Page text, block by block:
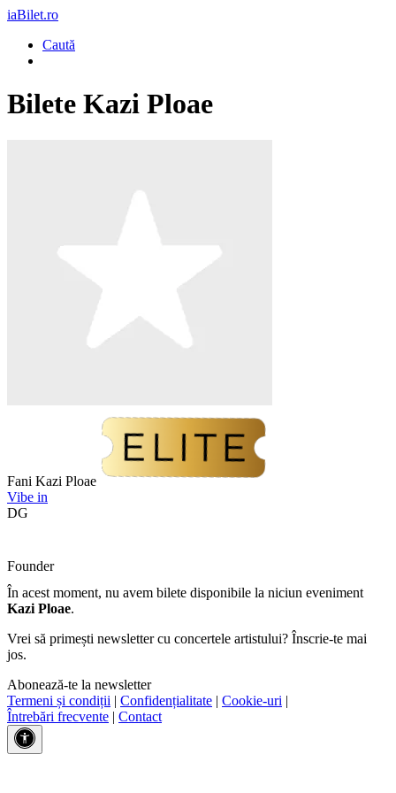
iaBilet.ro
Caută
Bilete Kazi Ploae
Fani Kazi Ploae
Vibe in
DG
Founder
În acest moment, nu avem bilete disponibile la niciun eveniment
Kazi Ploae.
Vrei să primești newsletter cu concertele artistului? Înscrie-te mai
jos.
Abonează-te la newsletter
Termeni și condiții | Confidențialitate | Cookie-uri |
Întrebări frecvente | Contact